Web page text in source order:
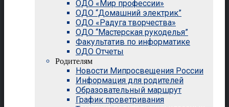
ОДО «Мир профессии»
ОДО “Домашний электрик”
ОДО «Радуга творчества»
ОДО “Мастерская рукоделья”
Факультатив по информатике
ОДО Отчеты
Родителям
Новости Мипросвещения России
Информация для родителей
Образовательный маршрут
График проветривания